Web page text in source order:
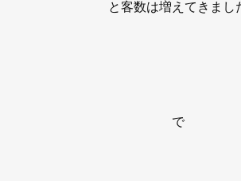
と客数は増えてきまし
で